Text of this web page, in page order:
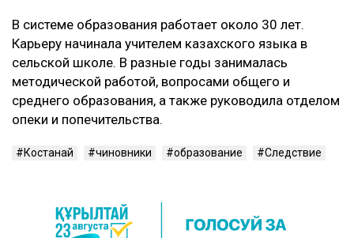
В системе образования работает около 30 лет.
Карьеру начинала учителем казахского языка в
сельской школе. В разные годы занималась
методической работой, вопросами общего и
среднего образования, а также руководила отделом
опеки и попечительства.
Костанай чиновники образование Следствие